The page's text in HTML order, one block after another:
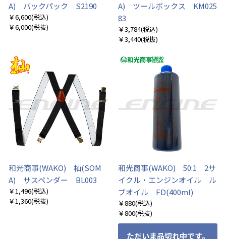
A) バックパック S2190
￥6,600(税込)
￥6,000(税抜)
A) ツールボックス KM025
83
￥3,784(税込)
￥3,440(税抜)
和光商事(WAKO) 杣(SOM
A) サスペンダー BL003
￥1,496(税込)
￥1,360(税抜)
和光商事(WAKO) 50:1 2サ
イクル・エンジンオイル ル
ブオイル FD(400ml)
￥880(税込)
￥800(税抜)
ただいま品切れ中です。